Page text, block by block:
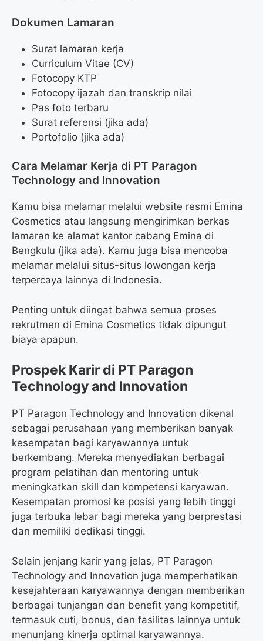
Dokumen Lamaran
Surat lamaran kerja
Curriculum Vitae (CV)
Fotocopy KTP
Fotocopy ijazah dan transkrip nilai
Pas foto terbaru
Surat referensi (jika ada)
Portofolio (jika ada)
Cara Melamar Kerja di PT Paragon
Technology and Innovation
Kamu bisa melamar melalui website resmi Emina
Cosmetics atau langsung mengirimkan berkas
lamaran ke alamat kantor cabang Emina di
Bengkulu (jika ada). Kamu juga bisa mencoba
melamar melalui situs-situs lowongan kerja
terpercaya lainnya di Indonesia.
Penting untuk diingat bahwa semua proses
rekrutmen di Emina Cosmetics tidak dipungut
biaya apapun.
Prospek Karir di PT Paragon
Technology and Innovation
PT Paragon Technology and Innovation dikenal
sebagai perusahaan yang memberikan banyak
kesempatan bagi karyawannya untuk
berkembang. Mereka menyediakan berbagai
program pelatihan dan mentoring untuk
meningkatkan skill dan kompetensi karyawan.
Kesempatan promosi ke posisi yang lebih tinggi
juga terbuka lebar bagi mereka yang berprestasi
dan memiliki dedikasi tinggi.
Selain jenjang karir yang jelas, PT Paragon
Technology and Innovation juga memperhatikan
kesejahteraan karyawannya dengan memberikan
berbagai tunjangan dan benefit yang kompetitif,
termasuk cuti, bonus, dan fasilitas lainnya untuk
menunjang kinerja optimal karyawannya.